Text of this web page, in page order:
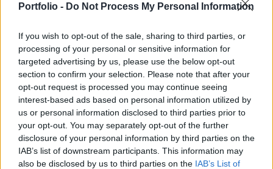
Portfolio - Do Not Process My Personal Information
If you wish to opt-out of the sale, sharing to third parties, or
processing of your personal or sensitive information for
targeted advertising by us, please use the below opt-out
section to confirm your selection. Please note that after your
opt-out request is processed you may continue seeing
interest-based ads based on personal information utilized by
us or personal information disclosed to third parties prior to
your opt-out. You may separately opt-out of the further
disclosure of your personal information by third parties on the
IAB’s list of downstream participants. This information may
also be disclosed by us to third parties on the IAB’s List of
helyett a stablecoinokra koncentrál. A kínai
digitális jüan globális terjeszkedésével szemben
az EKB egyelőre kizárólag európai
felhasználásban gondolkodik.
Az Európai Unió a digitális euró bevezetésével igyekszik
csökkenteni függőségét az amerikai fizetési rendszerektől,
mint a Visa, Mastercard vagy Apple Pay – számolt be a
L'Express francia lap. Az Európai Központi Bank (EKB)
2023 novembere óta a digitális euró előkészítő
szakaszában dolgozik, célja egy ingyenes, biztonságos és